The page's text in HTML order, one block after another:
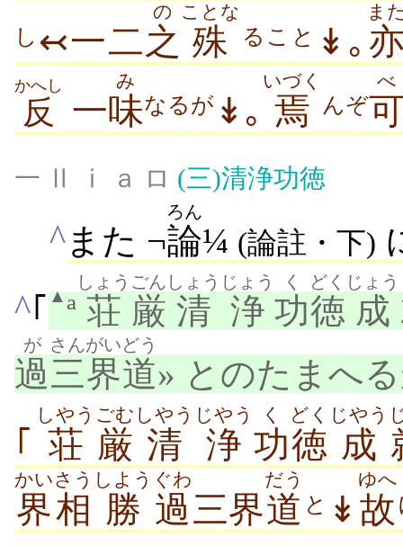
し ↢一二之
の
殊
ことな
ること ↡｡
ま
反
かへし
一味
み
なるが ↡｡ 焉
いづく
んぞ
べ
一 Ⅱ ⅰ ａ ロ (三)清浄功徳
^また ¬論
ろん
¼ (論註・下)
^｢ ▲ª 荘
しょう
厳
ごん
清浄
しょうじょう
功
く
徳
どく
成
じょう
過
が
三界
さんがい
道
どう
» とのたまへ
｢ 荘
しやう
厳
ごむ
清浄
しやうじやう
功
く
徳
どく
成
じやう
界
かい
相
さう
勝
しよう
過
ぐわ
三界道
だう
と ↡ 故
ゆへ